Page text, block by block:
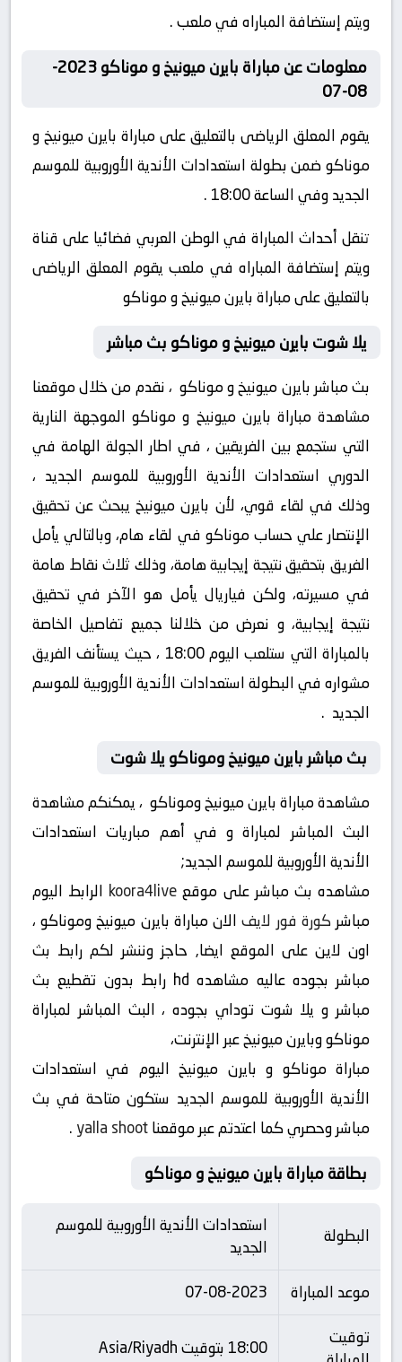
ويتم إستضافة المباراه في ملعب .
معلومات عن مباراة بايرن ميونيخ و موناكو 2023-
08-07
يقوم المعلق الرياضى بالتعليق على مباراة بايرن ميونيخ و
موناكو ضمن بطولة استعدادات الأندية الأوروبية للموسم
الجديد وفي الساعة 18:00 .
تنقل أحداث المباراة في الوطن العربي فضائيا على قناة
ويتم إستضافة المباراه في ملعب يقوم المعلق الرياضى
بالتعليق على مباراة بايرن ميونيخ و موناكو
يلا شوت بايرن ميونيخ و موناكو بث مباشر
بث مباشر بايرن ميونيخ و موناكو ، نقدم من خلال موقعنا
مشاهدة مباراة بايرن ميونيخ و موناكو الموجهة النارية
التي ستجمع بين الفريقين ، في اطار الجولة الهامة في
الدوري استعدادات الأندية الأوروبية للموسم الجديد ،
وذلك في لقاء قوي، لأن بايرن ميونيخ يبحث عن تحقيق
الإنتصار علي حساب موناكو في لقاء هام، وبالتالي يأمل
الفريق بتحقيق نتيجة إيجابية هامة، وذلك ثلاث نقاط هامة
في مسيرته، ولكن فياريال يأمل هو الآخر في تحقيق
نتيجة إيجابية، و نعرض من خلالنا جميع تفاصيل الخاصة
بالمباراة التي ستلعب اليوم 18:00 ، حيث يستأنف الفريق
مشواره في البطولة استعدادات الأندية الأوروبية للموسم
الجديد .
بث مباشر بايرن ميونيخ وموناكو يلا شوت
مشاهدة مباراة بايرن ميونيخ وموناكو ، يمكنكم مشاهدة
البث المباشر لمباراة و في أهم مباريات استعدادات
الأندية الأوروبية للموسم الجديد;
مشاهده بث مباشر على موقع koora4live الرابط اليوم
مباشركورة فور لايفالان مباراة بايرن ميونيخ وموناكو ،
اون لاين على الموقع ايضا, حاجز وننشر لكم رابط بث
مباشر بجوده عاليه مشاهده hd رابط بدون تقطيع بث
مباشر و يلا شوت توداي بجوده ، البث المباشر لمباراة
موناكو وبايرن ميونيخ عبر الإنترنت،
مباراة موناكو و بايرن ميونيخ اليوم في استعدادات
الأندية الأوروبية للموسم الجديد ستكون متاحة في بث
مباشر وحصري كما اعتدتم عبر موقعناyalla shoot
.
بطاقة مباراة بايرن ميونيخ و موناكو
البطولة
استعدادات الأندية الأوروبية للموسم
الجديد
موعد المباراة
07-08-2023
توقيت
18:00 بتوقيت Asia/Riyadh